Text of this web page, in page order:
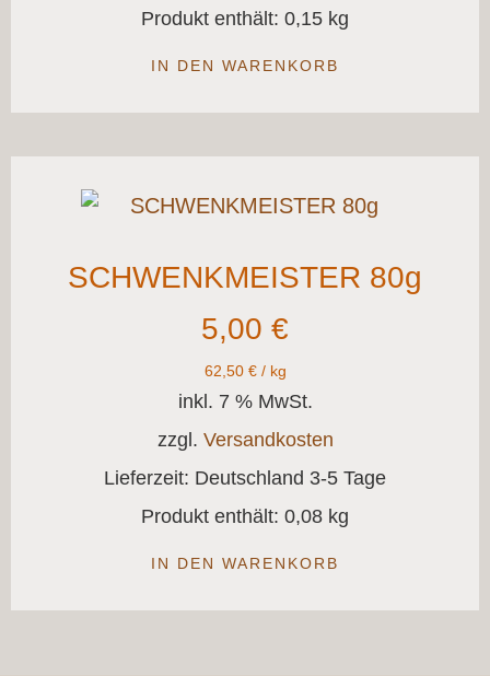
Produkt enthält: 0,15 kg
IN DEN WARENKORB
SCHWENKMEISTER 80g
5,00 €
62,50 €/ kg
inkl. 7 % MwSt.
zzgl. Versandkosten
Lieferzeit: Deutschland 3-5 Tage
Produkt enthält: 0,08 kg
IN DEN WARENKORB